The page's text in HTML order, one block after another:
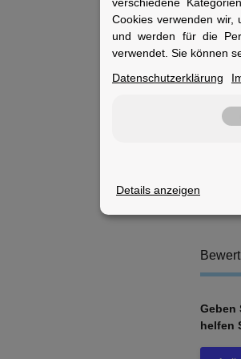
Fuer
Geben
helfen
Cookies verwenden wir,
und werden für die
verwendet. Sie können
Datenschutzerklärung
Details anzeigen